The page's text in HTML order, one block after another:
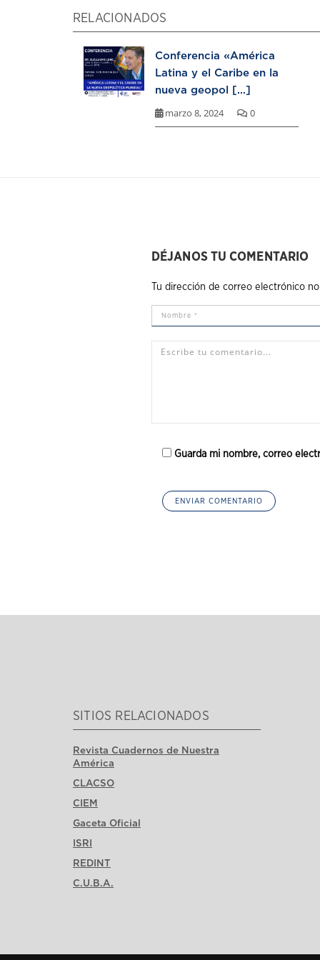
RELACIONADOS
Conferencia «América
Latina y el Caribe en la
nueva geopol [...]
marzo 8, 2024 0
DÉJANOS TU COMENTARIO
Tu dirección de correo electrónico
Guarda mi nombre, correo
SITIOS RELACIONADOS
Revista Cuadernos de Nuestra
América
CLACSO
CIEM
Gaceta Oficial
ISRI
REDINT
C.U.B.A.